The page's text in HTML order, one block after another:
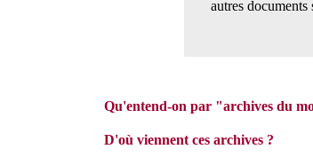
autres documents
Qu'entend-on par "archives du
D'où viennent ces archives ?